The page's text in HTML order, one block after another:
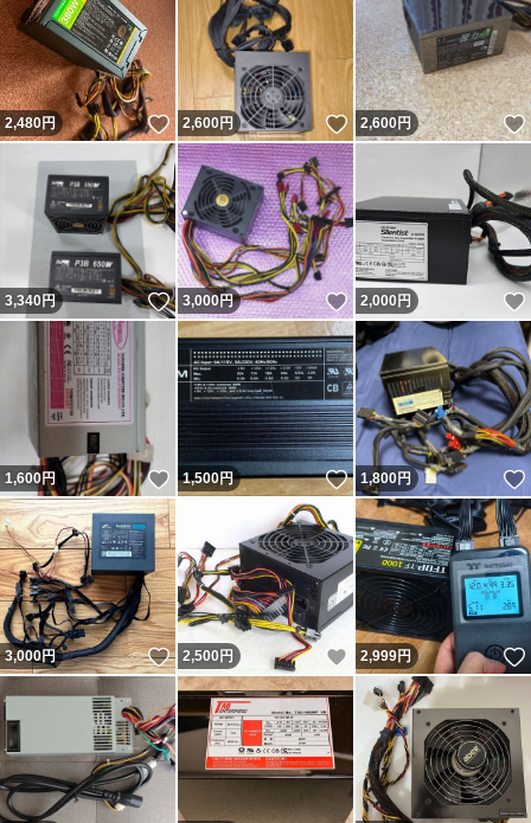
2,480円 いいね！
2,600円 いいね！
2,600円
3,340円 いいね！
3,000円 いいね！
2,000 円
1,600円 いいね！
1,500円 いいね！
1,800円
3,000円 いいね！
2,500 円 いいね！
2,999円